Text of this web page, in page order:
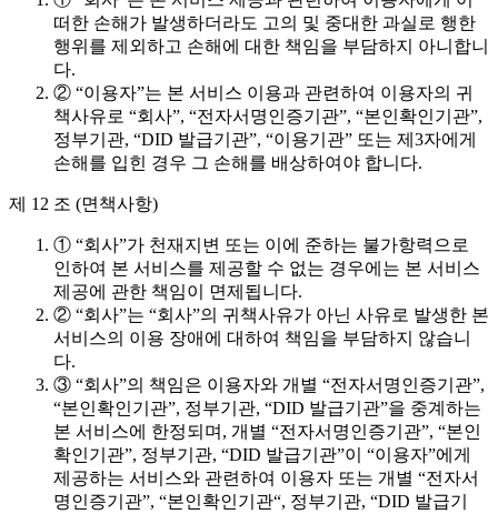
떠한 손해가 발생하더라도 고의 및 중대한 과실로 행한
행위를 제외하고 손해에 대한 책임을 부담하지 아니합니
다.
② “이용자”는 본 서비스 이용과 관련하여 이용자의 귀
책사유로 “회사”, “전자서명인증기관”, “본인확인기관”,
정부기관, “DID 발급기관”, “이용기관” 또는 제3자에게
손해를 입힌 경우 그 손해를 배상하여야 합니다.
제 12 조 (면책사항)
① “회사”가 천재지변 또는 이에 준하는 불가항력으로
인하여 본 서비스를 제공할 수 없는 경우에는 본 서비스
제공에 관한 책임이 면제됩니다.
② “회사”는 “회사”의 귀책사유가 아닌 사유로 발생한 본
서비스의 이용 장애에 대하여 책임을 부담하지 않습니
다.
③ “회사”의 책임은 이용자와 개별 “전자서명인증기관”,
“본인확인기관”, 정부기관, “DID 발급기관”을 중계하는
본 서비스에 한정되며, 개별 “전자서명인증기관”, “본인
확인기관”, 정부기관, “DID 발급기관”이 “이용자”에게
제공하는 서비스와 관련하여 이용자 또는 개별 “전자서
명인증기관”, “본인확인기관“, 정부기관, “DID 발급기